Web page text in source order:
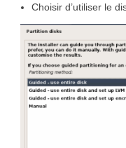
Choisir d’utiliser le